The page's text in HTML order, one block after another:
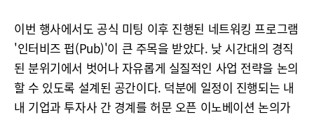
이번 행사에서도 공식 미팅 이후 진행된 네트워킹 프로그램
'인터비즈 펍(Pub)'이 큰 주목을 받았다. 낮 시간대의 경직
된 분위기에서 벗어나 자유롭게 실질적인 사업 전략을 논의
할 수 있도록 설계된 공간이다. 덕분에 일정이 진행되는 내
내 기업과 투자사 간 경계를 허문 오픈 이노베이션 논의가